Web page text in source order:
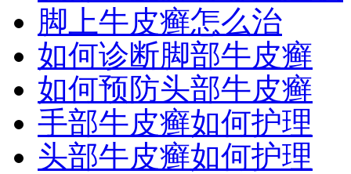
脚上牛皮癣怎么治
如何诊断脚部牛皮癣
如何预防头部牛皮癣
手部牛皮癣如何护理
头部牛皮癣如何护理